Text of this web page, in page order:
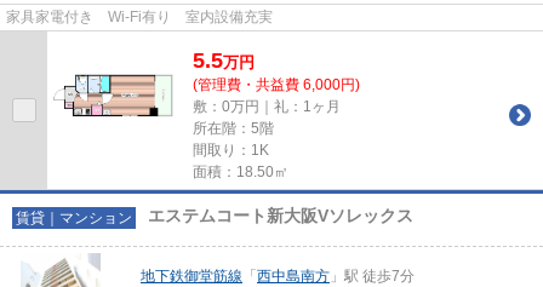
家具家電付き Wi-Fi有り 室内設備充実
5.5万円
(管理費・共益費 6,000円)
敷：0万円｜礼：1ヶ月
所在階：5階
間取り：1K
面積：18.50㎡
賃貸｜マンション エステムコート新大阪Vソレックス
地下鉄御堂筋線 「 西中島南方 」駅 徒歩7分